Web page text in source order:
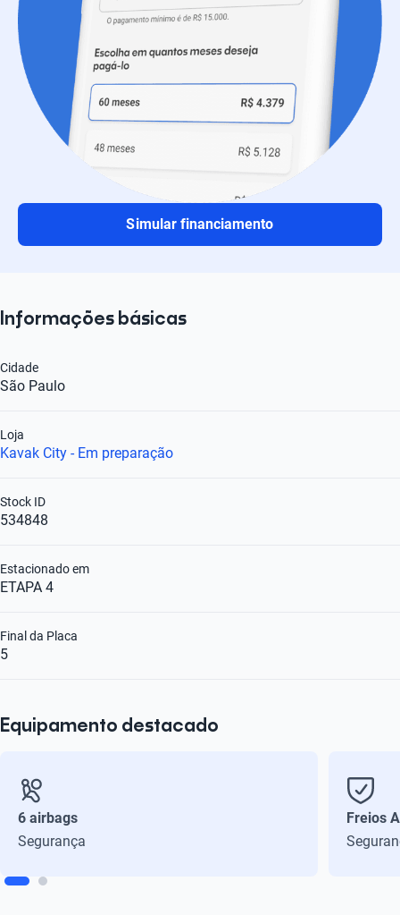
Simular financiamento
Informações básicas
São Paulo
Cidade
Kavak City - Em preparação
Loja
534848
Stock ID
ETAPA 4
Estacionado em
5
Final da Placa
Equipamento destacado
6 airbags
Segurança
Freios